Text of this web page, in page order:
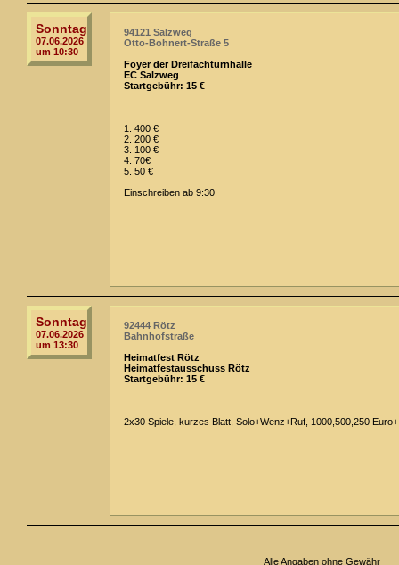
Sonntag
07.06.2026
um 10:30
94121 Salzweg
Otto-Bohnert-Straße 5
Foyer der Dreifachturnhalle
EC Salzweg
Startgebühr: 15 €
1. 400 €
2. 200 €
3. 100 €
4. 70€
5. 50 €
Einschreiben ab 9:30
Sonntag
07.06.2026
um 13:30
92444 Rötz
Bahnhofstraße
Heimatfest Rötz
Heimatfestausschuss Rötz
Startgebühr: 15 €
2x30 Spiele, kurzes Blatt, Solo+Wenz+Ruf, 1000,500,250
Alle Angaben ohne Gewähr